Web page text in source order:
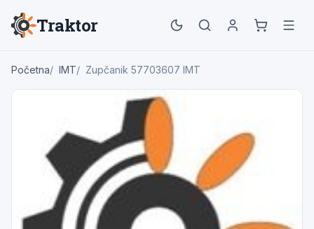
Traktor
Početna IMT Zupčanik 57703607 IMT